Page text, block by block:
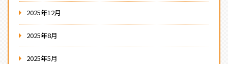
2025年12月
2025年8月
2025年5月